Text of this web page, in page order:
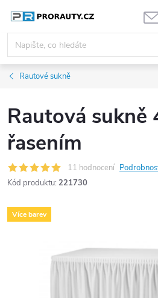
obsah
Rautové sukně
Rautová sukně
řasením
11 hodnocení
Kód produktu: 221730
Více barev